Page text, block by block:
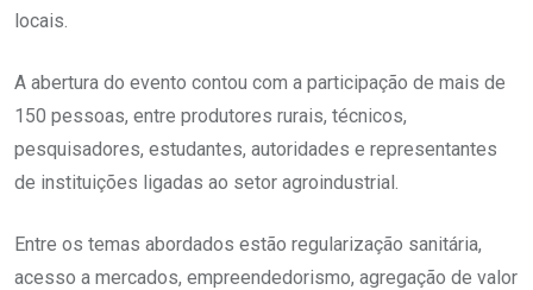
locais.
A abertura do evento contou com a participação de mais de
150 pessoas, entre produtores rurais, técnicos,
pesquisadores, estudantes, autoridades e representantes
de instituições ligadas ao setor agroindustrial.
Entre os temas abordados estão regularização sanitária,
acesso a mercados, empreendedorismo, agregação de valor